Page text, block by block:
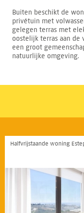
Buiten beschikt de
privétuin met
gelegen terras met
oostelijk terras aan de
een groot
natuurlijke omgeving.
Halfvrijstaande woning